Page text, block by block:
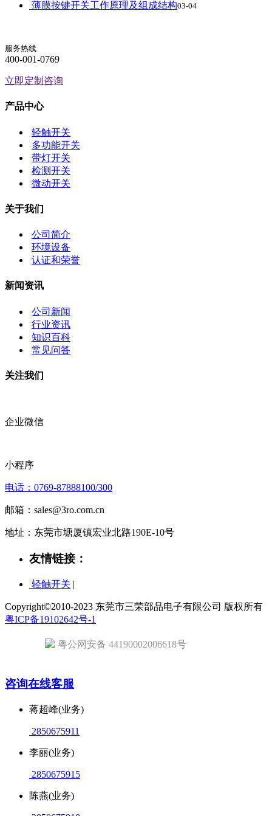
薄膜按键开关工作原理及组成结构03-04
服务热线
400-001-0769
立即定制咨询
产品中心
轻触开关
多功能开关
带灯开关
检测开关
微动开关
关于我们
公司简介
环境设备
认证和荣誉
新闻资讯
公司新闻
行业资讯
知识百科
常见问答
关注我们
企业微信
小程序
电话：0769-87888100/300
邮箱：sales@3ro.com.cn
地址：东莞市塘厦镇宏业北路190E-10号
友情链接：
轻触开关 |
Copyright©2010-2023 东莞市三荣部品电子有限公司 版权所有
粤ICP备19102642号-1
粤公网安备 44190002006618号
咨询在线客服
蒋超峰(业务)
2850675911
李丽(业务)
2850675915
陈燕(业务)